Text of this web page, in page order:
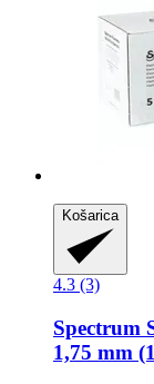
Košarica
4.3 (3)
Spectrum
1,75 mm